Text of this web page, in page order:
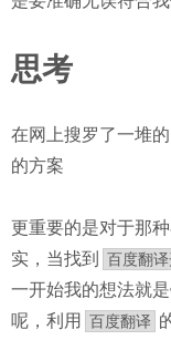
思考
在网上搜罗了一堆
的方案
更重要的是对于那
实，当找到
百度翻
一开始我的想法就
呢，利用
百度翻译